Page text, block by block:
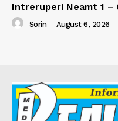
Intreruperi Neamt 1 –
Sorin - August 6, 2026